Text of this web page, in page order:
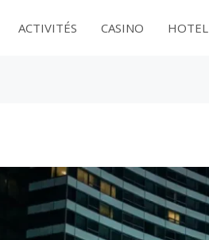
ACTIVITÉS CASINO HOTEL